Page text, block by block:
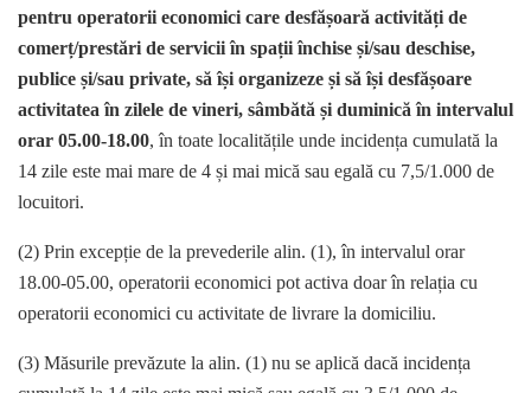
pentru operatorii economici care desfășoară activități de
comerț/prestări de servicii în spații închise și/sau deschise,
publice și/sau private, să își organizeze și să își desfășoare
activitatea în zilele de vineri, sâmbătă și duminică în intervalul
orar 05.00-18.00, în toate localitățile unde incidența cumulată la
14 zile este mai mare de 4 și mai mică sau egală cu 7,5/1.000 de
locuitori.
(2) Prin excepție de la prevederile alin. (1), în intervalul orar
18.00-05.00, operatorii economici pot activa doar în relația cu
operatorii economici cu activitate de livrare la domiciliu.
(3) Măsurile prevăzute la alin. (1) nu se aplică dacă incidența